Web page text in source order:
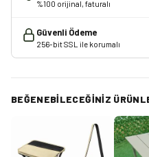
%100 orijinal, faturalı
Güvenli Ödeme
256-bit SSL ile korumalı
BEĞENEBILECEĞINIZ